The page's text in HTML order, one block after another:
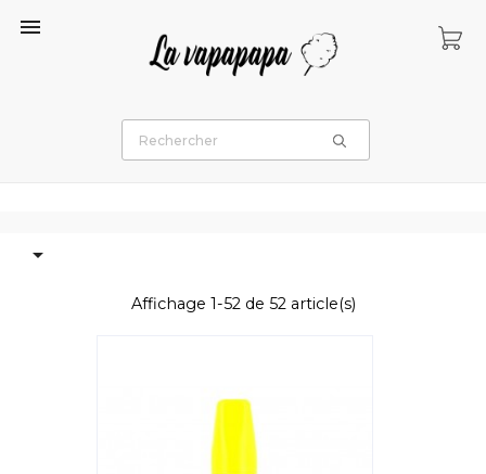


Affichage 1-52 de 52 article(s)